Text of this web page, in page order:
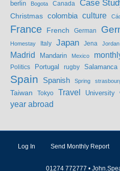
berlin Bogota Canada Case
Christmas colombia culture
France French German
Homestay Italy Japan Jena Jordan
Madrid Mandarin Mexico
Politics Portugal rugby Salamanca
Spain Spanish Spring
Taiwan
Tokyo Travel University
year abroad
Log In Send Monthly Report
01274 772777 •